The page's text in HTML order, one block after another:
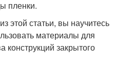
пленки.
этой статьи, вы научитесь
материалы для
конструкций закрытого